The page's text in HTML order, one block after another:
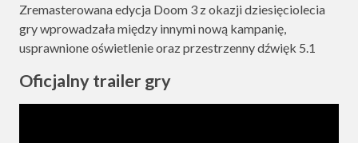
Zremasterowana edycja Doom 3 z okazji dziesięciolecia
gry wprowadzała między innymi nową kampanię,
usprawnione oświetlenie oraz przestrzenny dźwięk 5.1
Oficjalny trailer gry